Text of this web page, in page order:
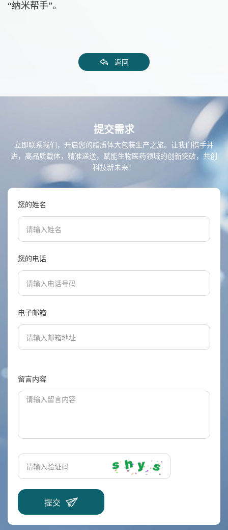
“纳米帮手”。
返回
提交需求
立即联系我们，开启您的脂质体大包装生产之旅。让我们携手并
进，高品质载体，精准递送，赋能生物医药领域的创新突破，共创
科技新未来！
您的姓名
您的电话
电子邮箱
留言内容